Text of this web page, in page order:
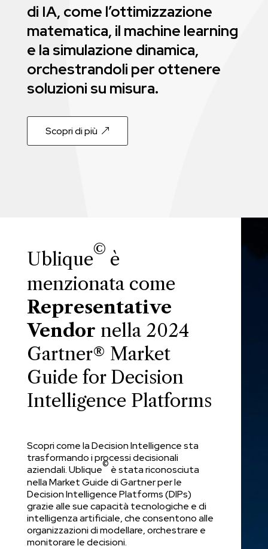
di IA, come l’ottimizzazione
matematica, il machine learning
e la simulazione dinamica,
orchestrandoli per ottenere
soluzioni su misura.
Scopri di più
Ublique© è
menzionata come
Representative
Vendor nella 2024
Gartner® Market
Guide for Decision
Intelligence Platforms
Scopri come la Decision Intelligence sta
trasformando i processi decisionali
aziendali. Ublique© è stata riconosciuta
nella Market Guide di Gartner per le
Decision Intelligence Platforms (DIPs)
grazie alle sue capacità tecnologiche e di
intelligenza artificiale, che consentono alle
organizzazioni di modellare, orchestrare e
monitorare le decisioni.